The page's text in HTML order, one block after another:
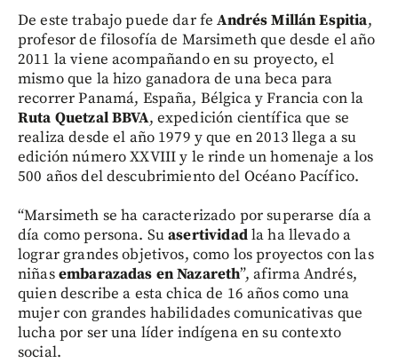
De este trabajo puede dar feAndrés Millán Espitia,
profesor de filosofía de Marsimeth que desde el año
2011 la viene acompañando en su proyecto, el
mismo que la hizo ganadora de una beca para
recorrer Panamá, España, Bélgica y Francia con la
Ruta Quetzal BBVA, expedición científica que se
realiza desde el año 1979 y que en 2013 llega a su
edición número XXVIII y le rinde un homenaje a los
500 años del descubrimiento del Océano Pacífico.
“Marsimeth se ha caracterizado por superarse día a
día como persona. Suasertividadla ha llevado a
lograr grandes objetivos, como los proyectos con las
niñasembarazadas en Nazareth”, afirma Andrés,
quien describe a esta chica de 16 años como una
mujer con grandes habilidades comunicativas que
lucha por ser una líder indígena en su contexto
social.